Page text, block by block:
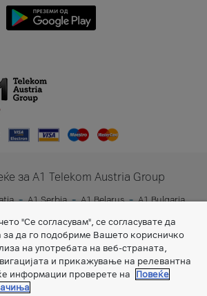
за A1 Telekom Austria Group
A1 Serbia A1 Belarus
A1 Bulgaria
A1 Slovenia
A1 Digital
"Се согласувам", се согласувате да
да го подобриме Вашето корисничко
на употребата на веб-страната,
и прикажување на релевантна
информации проверете на
Повеќе